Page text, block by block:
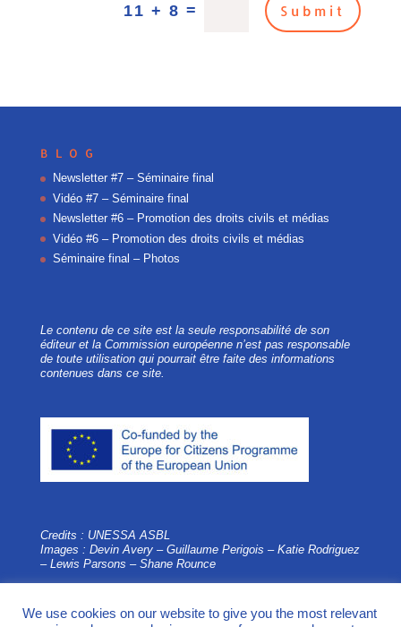
11 + 8 = Submit
BLOG
Newsletter #7 – Séminaire final
Vidéo #7 – Séminaire final
Newsletter #6 – Promotion des droits civils et médias
Vidéo #6 – Promotion des droits civils et médias
Séminaire final – Photos
Le contenu de ce site est la seule responsabilité de son
éditeur et la Commission européenne n’est pas responsable
de toute utilisation qui pourrait être faite des informations
contenues dans ce site.
Credits : UNESSA ASBL
Images : Devin Avery – Guillaume Perigois – Katie Rodriguez
– Lewis Parsons – Shane Rounce
We use cookies on our website to give you the most relevant